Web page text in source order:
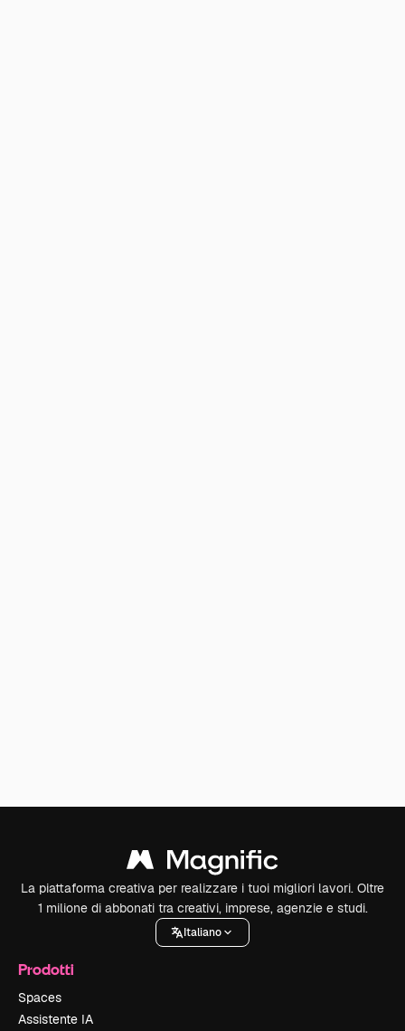
La piattaforma creativa per realizzare i tuoi migliori lavori. Oltre
1 milione di abbonati tra creativi, imprese, agenzie e studi.
Italiano
Prodotti
Spaces
Assistente IA